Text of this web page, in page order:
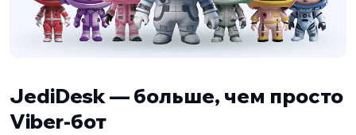
JediDesk — больше, чем просто
Viber-бот